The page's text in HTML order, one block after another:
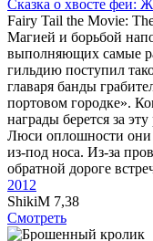
Сказка о хвосте феи:
Fairy Tail the Movie:
Магией и борьбой
выполняющих самые
гильдию поступил
главаря банды
портовом городке».
награды берется за
Люси оплошности они
из-под носа. Из-за
обратной дороге
2012
ShikiM 7,38
Смотреть